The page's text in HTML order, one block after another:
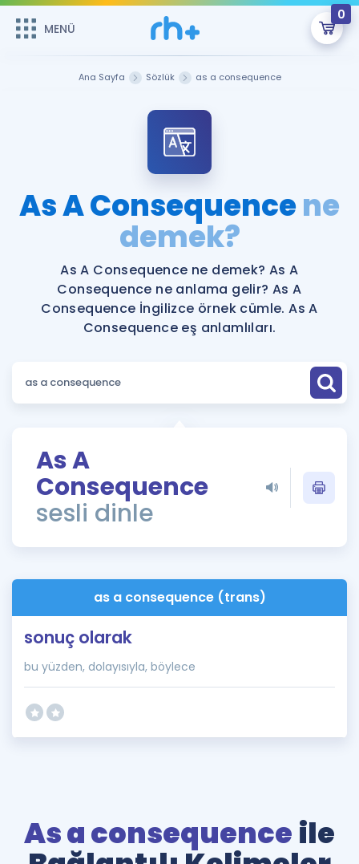
MENÜ
0
Şifremi Hatırlamıyorum
Sepetin Şu An Boş.
Remzi Hoca ile seni sınava hazırlayacak onlarca eğitim seni
bekliyor!
MENÜ
Katılımcı Görüşleri
Faydalı Araçlar
Ücretsiz Kaynaklar
Kampanyalar
Blog
İngilizce Gramer
Kariyer
Ana Sayfa Sözlük as a consequence
As A Consequencene
demek?
As A Consequence ne demek? As A
Consequence ne anlama gelir? As A
Consequence İngilizce örnek cümle. As A
Consequence eş anlamlıları.
As A
Consequence
sesli dinle
as a consequence (trans)
sonuç olarak
bu yüzden, dolayısıyla, böylece
As a consequence ile